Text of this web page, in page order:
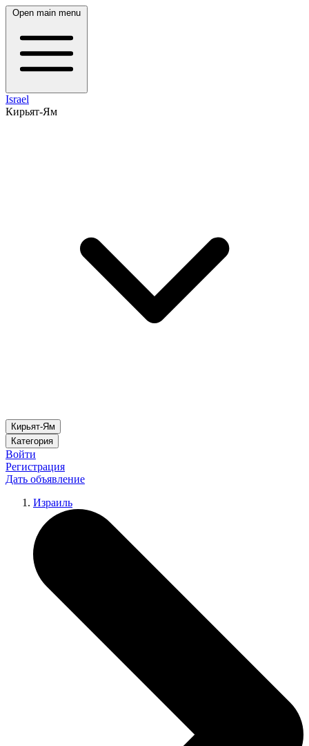
Open main menu
Israel
Кирьят-Ям
Кирьят-Ям
Категория
Войти
Регистрация
Дать объявление
Израиль